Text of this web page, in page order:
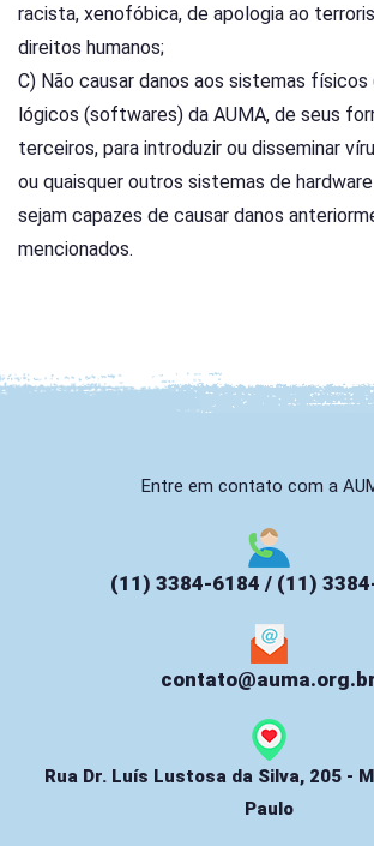
racista, xenofóbica, de apologia ao
direitos humanos;
C) Não causar danos aos sistemas físicos
lógicos (softwares) da AUMA, de seus
terceiros, para introduzir ou disseminar
ou quaisquer outros sistemas de
sejam capazes de causar danos
mencionados.
Entre em contato com a
(11) 3384-6184 / (11)
Rua Dr. Luís Lustosa da Silva, 205 -
Paulo